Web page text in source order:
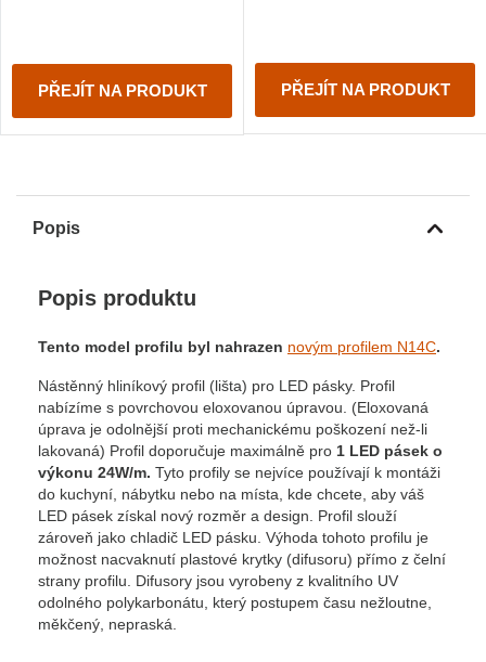
PŘEJÍT NA PRODUKT PŘEJÍT NA PRODUKT
Popis
Popis produktu
Tento model profilu byl nahrazen novým profilem N14C.
Nástěnný hliníkový profil (lišta) pro LED pásky. Profil
nabízíme s povrchovou eloxovanou úpravou. (Eloxovaná
úprava je odolnější proti mechanickému poškození než-li
lakovaná) Profil doporučuje maximálně pro 1 LED pásek o
výkonu 24W/m. Tyto profily se nejvíce používají k montáži
do kuchyní, nábytku nebo na místa, kde chcete, aby váš
LED pásek získal nový rozměr a design. Profil slouží
zároveň jako chladič LED pásku. Výhoda tohoto profilu je
možnost nacvaknutí plastové krytky (difusoru) přímo z čelní
strany profilu. Difusory jsou vyrobeny z kvalitního UV
odolného polykarbonátu, který postupem času nežloutne,
měkčený, nepraská.